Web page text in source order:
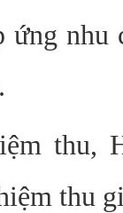
nhu
thu,
thu